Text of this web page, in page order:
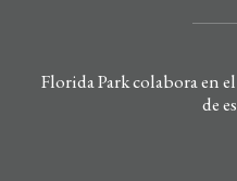
Florida Park colabora en
de